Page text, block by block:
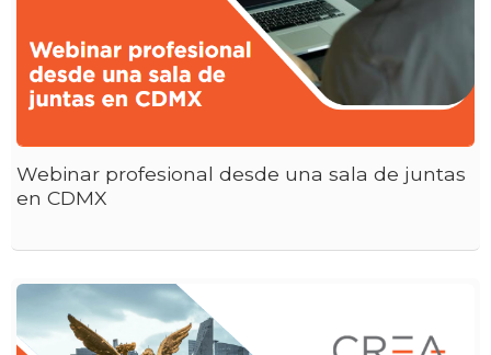
Webinar profesional desde una sala de juntas
en CDMX